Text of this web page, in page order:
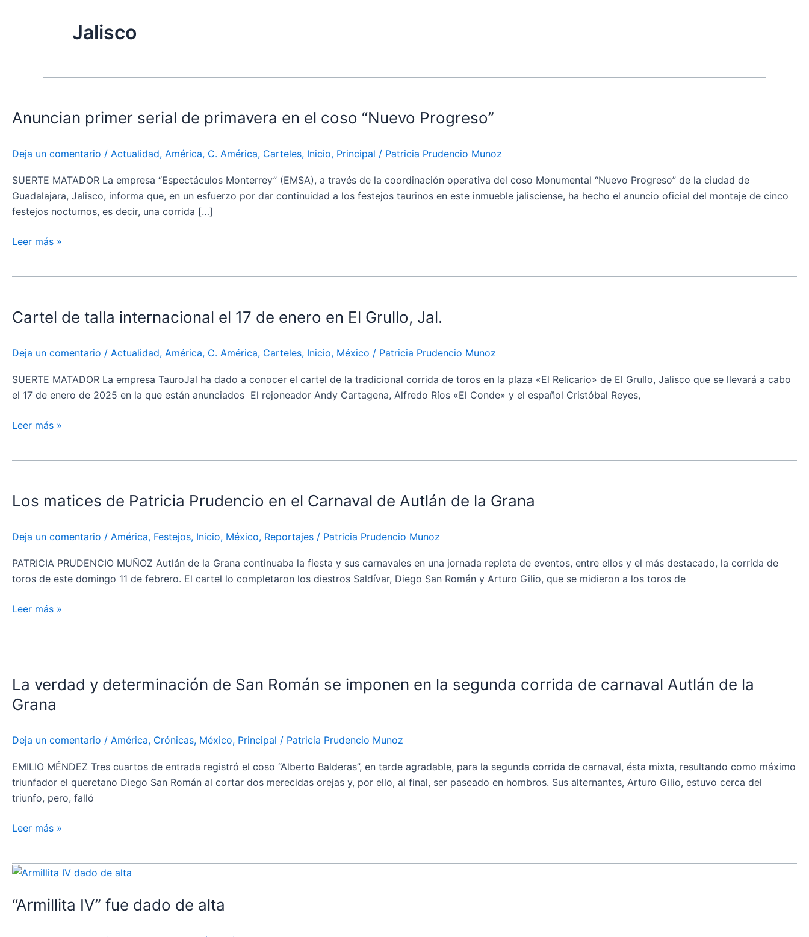
Jalisco
Anuncian primer serial de primavera en el coso “Nuevo Progreso”
Deja un comentario / Actualidad, América, C. América, Carteles, Inicio, Principal / Patricia Prudencio Munoz
SUERTE MATADOR La empresa “Espectáculos Monterrey” (EMSA), a través de la coordinación operativa del coso Monumental “Nuevo Progreso” de la ciudad de
Guadalajara, Jalisco, informa que, en un esfuerzo por dar continuidad a los festejos taurinos en este inmueble jalisciense, ha hecho el anuncio oficial del montaje de cinco
festejos nocturnos, es decir, una corrida […]
serial
primavera
el
coso
“Nuevo
Leer más »
Cartel de talla internacional el 17 de enero en El Grullo, Jal.
Deja un comentario / Actualidad, América, C. América, Carteles, Inicio, México / Patricia Prudencio Munoz
SUERTE MATADOR La empresa TauroJal ha dado a conocer el cartel de la tradicional corrida de toros en la plaza «El Relicario» de El Grullo, Jalisco que se llevará a cabo
el 17 de enero de 2025 en la que están anunciados El rejoneador Andy Cartagena, Alfredo Ríos «El Conde» y el español Cristóbal Reyes,
talla
el
de
enero
El
Leer más »
Los matices de Patricia Prudencio en el Carnaval de Autlán de la Grana
Deja un comentario / América, Festejos, Inicio, México, Reportajes / Patricia Prudencio Munoz
PATRICIA PRUDENCIO MUÑOZ Autlán de la Grana continuaba la fiesta y sus carnavales en una jornada repleta de eventos, entre ellos y el más destacado, la corrida de
toros de este domingo 11 de febrero. El cartel lo completaron los diestros Saldívar, Diego San Román y Arturo Gilio, que se midieron a los toros de
de
Prudencio
el
Carnaval
Autlán
Leer más »
La verdad y determinación de San Román se imponen en la segunda corrida de carnaval Autlán de la
Grana
Deja un comentario / América, Crónicas, México, Principal / Patricia Prudencio Munoz
EMILIO MÉNDEZ Tres cuartos de entrada registró el coso “Alberto Balderas”, en tarde agradable, para la segunda corrida de carnaval, ésta mixta, resultando como máximo
triunfador el queretano Diego San Román al cortar dos merecidas orejas y, por ello, al final, ser paseado en hombros. Sus alternantes, Arturo Gilio, estuvo cerca del
triunfo, pero, falló
y
determinación
de
Román
se
imponen
en
segunda
carnaval
de
Leer más »
“Armillita IV” fue dado de alta
“Armillita
fue